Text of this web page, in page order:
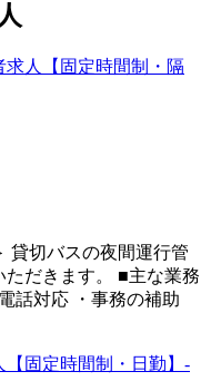
人【固定時間制・隔
貸切バスの夜間運行管
だきます。 ■主な業務
話対応 ・事務の補助
固定時間制・日勤】-